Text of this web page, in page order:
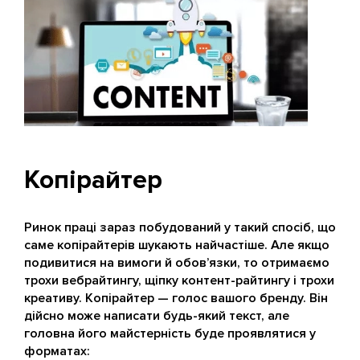
Копірайтер
Ринок праці зараз побудований у такий спосіб, що
саме копірайтерів шукають найчастіше. Але якщо
подивитися на вимоги й обов’язки, то отримаємо
трохи вебрайтингу, щіпку контент-райтингу і трохи
креативу. Копірайтер — голос вашого бренду. Він
дійсно може написати будь-який текст, але
головна його майстерність буде проявлятися у
форматах: